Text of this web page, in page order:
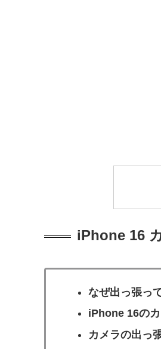
iPhone 16
なぜ出っ張っ
iPhone 16の
カメラの出っ